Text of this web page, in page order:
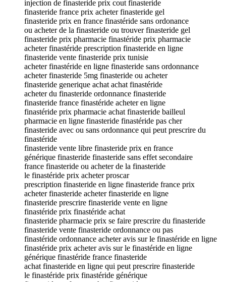
injection de finasteride prix cout finasteride
finasteride france prix acheter finasteride gel
finasteride prix en france finastéride sans ordonance
ou acheter de la finasteride ou trouver finasteride gel
finasteride prix pharmacie finastéride prix pharmacie
acheter finastéride prescription finasteride en ligne
finasteride vente finasteride prix tunisie
acheter finastéride en ligne finasteride sans ordonnance
acheter finasteride 5mg finasteride ou acheter
finasteride generique achat achat finastéride
acheter du finasteride ordonnance finasteride
finasteride france finastéride acheter en ligne
finastéride prix pharmacie achat finasteride bailleul
pharmacie en ligne finasteride finastéride pas cher
finasteride avec ou sans ordonnance qui peut prescrire du
finastéride
finasteride vente libre finasteride prix en france
générique finasteride finasteride sans effet secondaire
france finasteride ou acheter de la finasteride
le finastéride prix acheter proscar
prescription finasteride en ligne finasteride france prix
acheter finasteride acheter finasteride en ligne
finasteride prescrire finasteride vente en ligne
finastéride prix finastéride achat
finasteride pharmacie prix se faire prescrire du finasteride
finasteride vente finasteride ordonnance ou pas
finastéride ordonnance acheter avis sur le finastéride en ligne
finastéride prix acheter avis sur le finastéride en ligne
générique finastéride france finasteride
achat finasteride en ligne qui peut prescrire finasteride
le finastéride prix finastéride générique